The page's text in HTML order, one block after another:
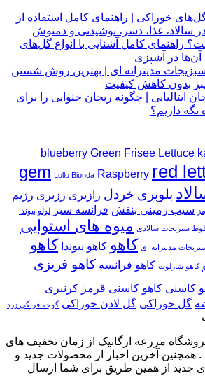
خوراکی | راهنمای کامل استفاده از
سالاد، غذا، دسر، نوشیدنی و دمنوش
نحوه
از
گل‌های
در
غذا،
دمنوش
نشده
راهنمای کامل آشنایی با انواع گل‌های
آن‌ها در آشپزی
دیدگاهی
برای
گل
کامل
آشنایی
با
انواع
گل‌های
خوراکی
و
کاربرد
آن‌ها
در
آشپزی
ثبت
نشده
مدیترانه‌ ای | بهترین روش شستن
بدون کاهش کیفیت
دیدگاهی
سبزیجات
مدیترانه‌
ای
بهترین
روش
شستن
سبزیجات
برگ
سبز
کاهش
کیفیت
ایتالیایی | چگونه ریحان جنوایی را برای
نگه داریم؟
طرز
نگهداری
ریحان
ایتالیایی
|
چگونه
ریحان
جنوایی
را
برای
مدت
طولانی
تازه
داریم؟
نشده
blueberry Green Frisee Lettuce
gem
Lollo Bionda Raspberry red
بلوبری خردل رازبری رزبری رژیم
سیب زمینی بنفش فرانسه سبز لولو بیوندا
سبزیجات سالادی میوه های استوایی
مدیترانه ای کاهو کاهو بیوندا کاهو
کاهو شارلوت کاهو فرانسه کاهو فریزی
کاسنی کاهو کاسنی قرمز کرنبری
گل خوراکی گل لادن خوراکی گوجه فرنگی زرد
مزرعه ارگانیک از زمان تخفیف های
. همچنین آخرین اخبار از محصولات جدید و
جدید از همین طریق برای شما ارسال